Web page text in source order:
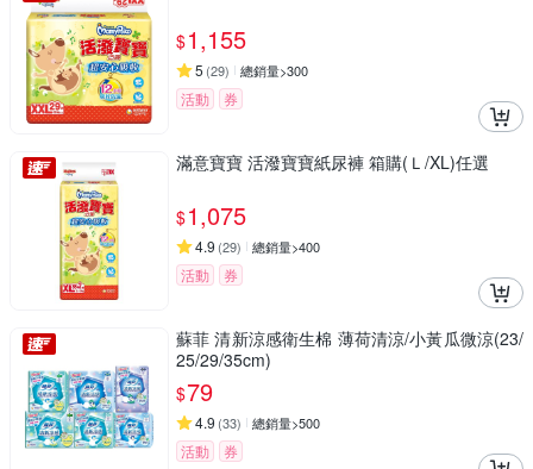
$1,155
5 (29) 總銷量>300
活動 券
滿意寶寶 活潑寶寶紙尿褲 箱購(Ｌ/XL)任選
$1,075
4.9 (29) 總銷量>400
活動 券
蘇菲 清新涼感衛生棉 薄荷清涼/小黃瓜微涼(23/
25/29/35cm)
$79
4.9 (33) 總銷量>500
活動 券